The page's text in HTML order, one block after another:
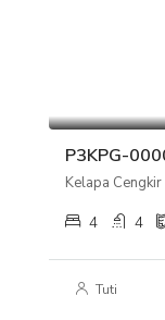
Kelapa
4 4
Tuti